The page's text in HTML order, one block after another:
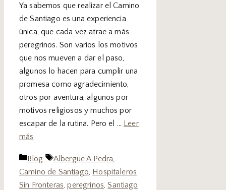
Ya sabemos que realizar el Camino
de Santiago es una experiencia
única, que cada vez atrae a más
peregrinos. Son varios los motivos
que nos mueven a dar el paso,
algunos lo hacen para cumplir una
promesa como agradecimiento,
otros por aventura, algunos por
motivos religiosos y muchos por
escapar de la rutina. Pero el … Leer
más
Blog Albergue A Pedra,
Camino de Santiago, Hospitaleros
Sin Fronteras,peregrinos,Santiago